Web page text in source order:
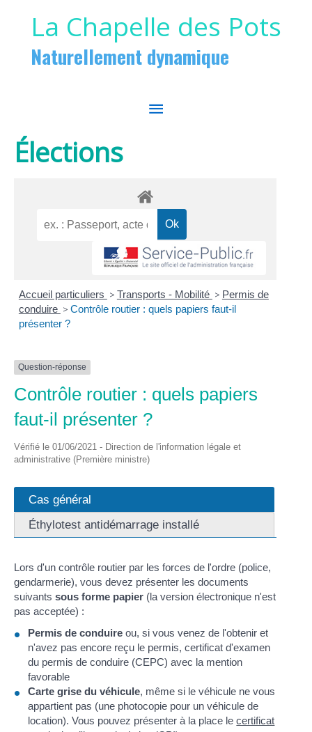
La Chapelle des Pots
Naturellement dynamique
MENU
Élections
Accueil particuliers > Transports - Mobilité > Permis de
conduire > Contrôle routier : quels papiers faut-il
présenter ?
Question-réponse
Contrôle routier : quels papiers
faut-il présenter ?
Vérifié le 01/06/2021 - Direction de l'information légale et
administrative (Première ministre)
Cas général
Éthylotest antidémarrage installé
Lors d'un contrôle routier par les forces de l'ordre (police,
gendarmerie), vous devez présenter les documents
suivantssous forme papier (la version électronique n'est
pas acceptée) :
Permis de conduire ou, si vous venez de l'obtenir et
n'avez pas encore reçu le permis, certificat d'examen
du permis de conduire (CEPC) avec la mention
favorable
Carte grise du véhicule, même si le véhicule ne vous
appartient pas (une photocopie pour un véhicule de
location). Vous pouvez présenter à la place lecertificat